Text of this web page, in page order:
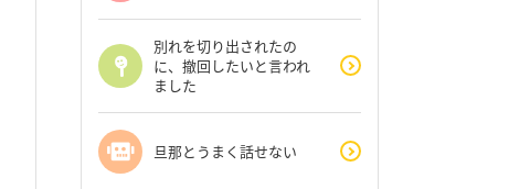
別れを切り出されたの
に、撤回したいと言われ
ました
旦那とうまく話せない